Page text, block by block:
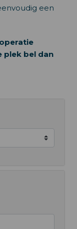
een
plek bel dan